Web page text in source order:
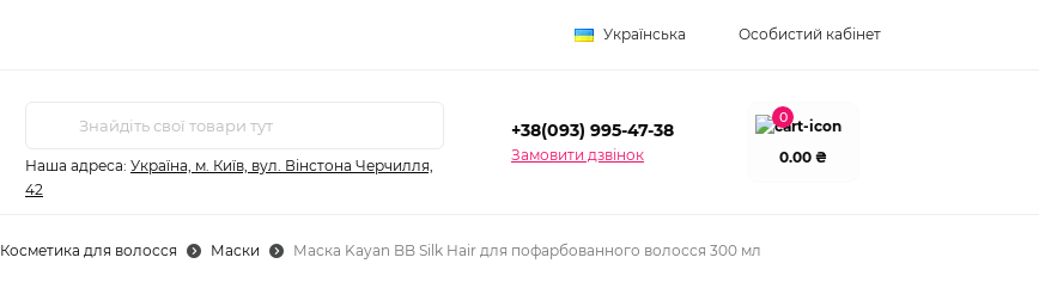
Українська Особистий кабінет
Наша адреса: Україна, м. Київ, вул. Вінстона Черчилля,
42
+38(093) 995-47-38
Замовити дзвінок
0
0.00 ₴
Косметика для волосся Маски Маска Kayan BB Silk Hair для пофарбованного волосся 300 мл